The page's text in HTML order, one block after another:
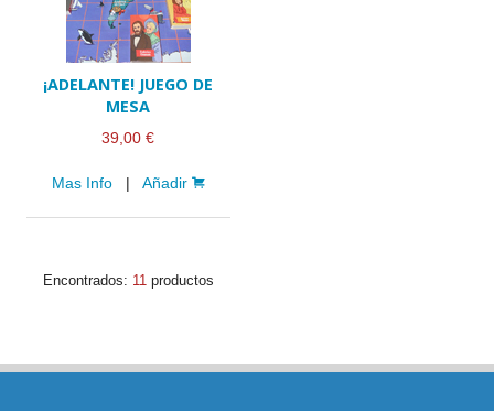
¡ADELANTE! JUEGO DE
MESA
39,00 €
Mas Info| Añadir
Encontrados: 11productos